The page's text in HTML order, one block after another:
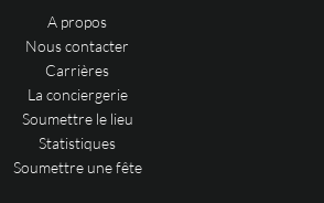
A propos
Nous contacter
Carrières
La conciergerie
Soumettre le lieu
Statistiques
Soumettre une fête